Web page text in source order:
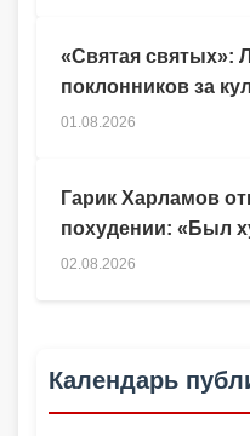
Гарик Харламов
похудении: «Был
02.08.2026
«Святая святых»:
поклонников за
01.08.2026
Календарь